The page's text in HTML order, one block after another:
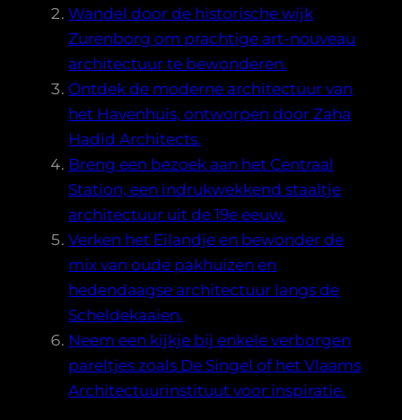
Wandel door de historische wijk
Zurenborg om prachtige art-nouveau
architectuur te bewonderen.
Ontdek de moderne architectuur van
het Havenhuis, ontworpen door Zaha
Hadid Architects.
Breng een bezoek aan het Centraal
Station, een indrukwekkend staaltje
architectuur uit de 19e eeuw.
Verken het Eilandje en bewonder de
mix van oude pakhuizen en
hedendaagse architectuur langs de
Scheldekaaien.
Neem een kijkje bij enkele verborgen
pareltjes zoals De Singel of het Vlaams
Architectuurinstituut voor inspiratie.